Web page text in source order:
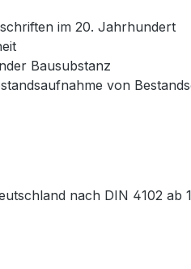
im 20. Jahrhundert
Bausubstanz
von
nach DIN 4102 ab